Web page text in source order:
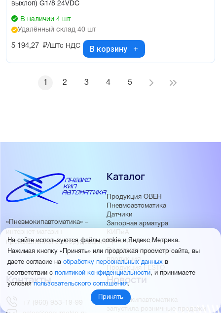
выхлоп) G1/8 24VDC
В наличии 4 шт
Удалённый склад 40 шт
5 194,27 ₽/штс НДС В корзину
2 3 4 5
«Пневмокипавтоматика» –
интернет-магазин
промышленного оборудования
Каталог
Продукция ОВЕН
Пневмоавтоматика
Датчики
Запорная арматура
КИПиА
Приводная техника
Электротехническая
продукция
Продукция FESTO
Новости
Пневмокипавтоматика
запустила розничные продажи
Контакты
+7 (960) 953-19-99
sales@pnevmokip.ru
На сайте используются файлы cookie и Яндекс Метрика.
Нажимая кнопку «Принять» или продолжая просмотр сайта, вы
даете согласие на обработку персональных данных в
соответствии с политикой конфиденциальности, и принимаете
условияпользовательского соглашения.
Принять